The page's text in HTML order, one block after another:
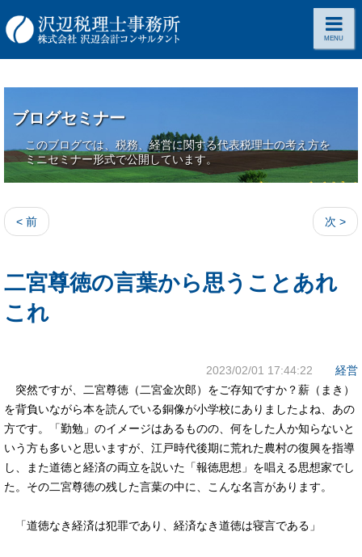
ブログセミナー
このブログでは、税務、経営に関する代表税理士の考え方を
ミニセミナー形式で公開しています。
< 前 次 >
二宮尊徳の言葉から思うことあれ
これ
2023/02/01 17:44:22 経営
突然ですが、二宮尊徳（二宮金次郎）をご存知ですか？薪（まき）
を背負いながら本を読んでいる銅像が小学校にありましたよね、あの
方です。「勤勉」のイメージはあるものの、何をした人か知らないと
いう方も多いと思いますが、江戸時代後期に荒れた農村の復興を指導
し、また道徳と経済の両立を説いた「報徳思想」を唱える思想家でし
た。その二宮尊徳の残した言葉の中に、こんな名言があります。
「道徳なき経済は犯罪であり、経済なき道徳は寝言である」
MENU